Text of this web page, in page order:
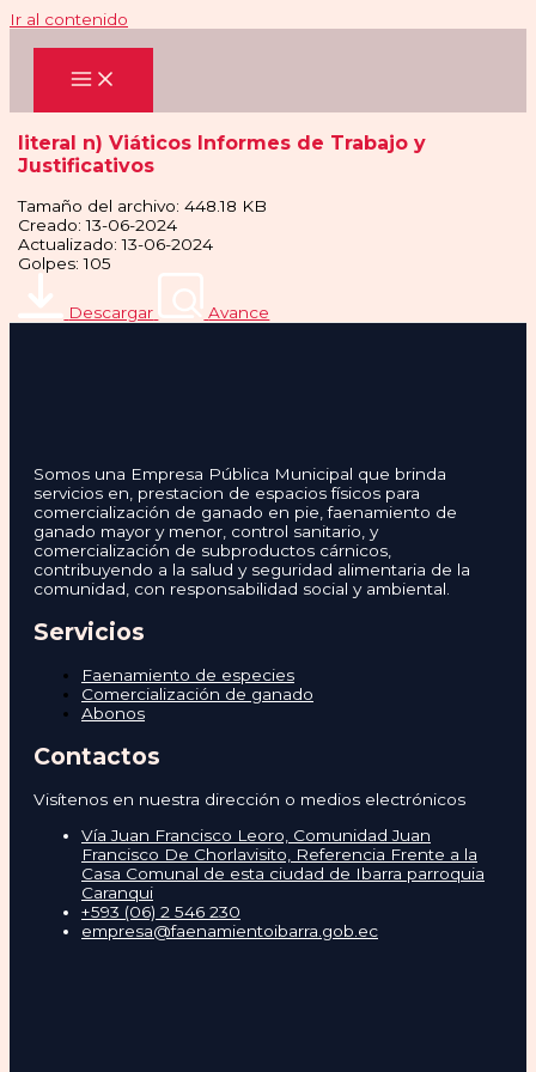
Ir al contenido
literal n) Viáticos Informes de Trabajo y
Justificativos
Tamaño del archivo: 448.18 KB
Creado: 13-06-2024
Actualizado: 13-06-2024
Golpes: 105
Descargar Avance
Somos una Empresa Pública Municipal que brinda
servicios en, prestacion de espacios físicos para
comercialización de ganado en pie, faenamiento de
ganado mayor y menor, control sanitario, y
comercialización de subproductos cárnicos,
contribuyendo a la salud y seguridad alimentaria de la
comunidad, con responsabilidad social y ambiental.
Servicios
Faenamiento de especies
Comercialización de ganado
Abonos
Contactos
Visítenos en nuestra dirección o medios electrónicos
Vía Juan Francisco Leoro, Comunidad Juan
Francisco De Chorlavisito, Referencia Frente a la
Casa Comunal de esta ciudad de Ibarra parroquia
Caranqui
+593 (06) 2 546 230
empresa@faenamientoibarra.gob.ec